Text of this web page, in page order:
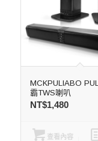
MCKPULIABO
霸TWS喇叭
NT$1,480
查看內容